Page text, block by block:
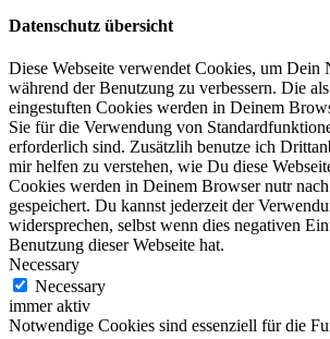
Datenschutz übersicht
Diese Webseite verwendet Cookies, um Dein
während der Benutzung zu verbessern. Die
eingestuften Cookies werden in Deinem
Sie für die Verwendung von
erforderlich sind. Zusätzlih benutze ich
mir helfen zu verstehen, wie Du diese
Cookies werden in Deinem Browser nutr
gespeichert. Du kannst jederzeit der
widersprechen, selbst wenn dies negativen
Benutzung dieser Webseite hat.
Necessary
Necessary
immer aktiv
Notwendige Cookies sind essenziell für die